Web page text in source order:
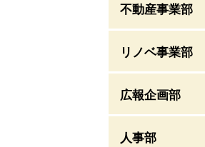
不動産事業部
リノベ事業部
広報企画部
人事部